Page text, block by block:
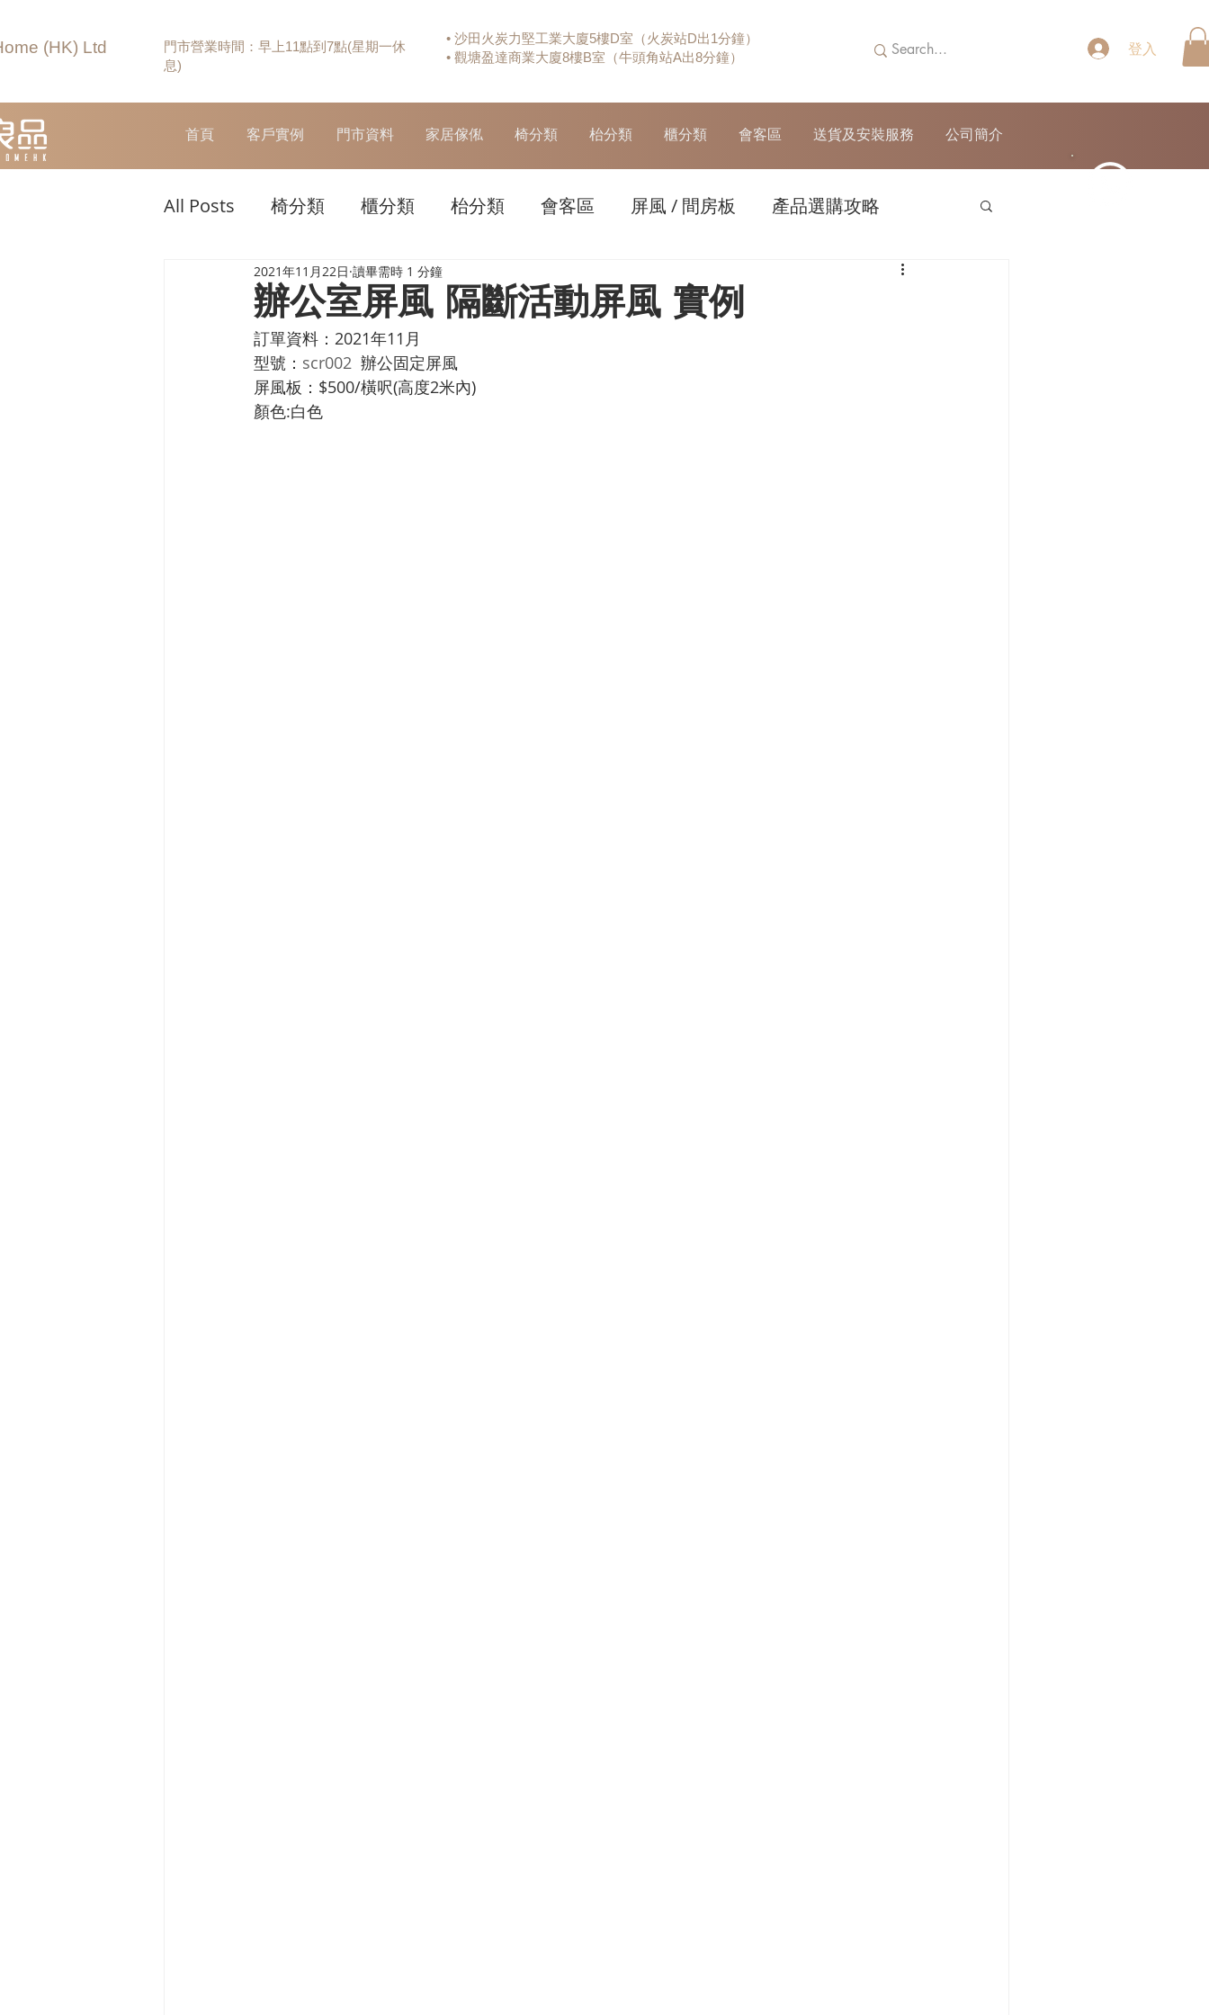
(HK) Ltd
門市營業時間：早上11點到7點(星期一休
息)
• 沙田火炭力堅工業大廈5樓D室（火炭站D出1分鐘）
• 觀塘盈達商業大廈8樓B室（牛頭角站A出8分鐘）
登入
首頁 客戶實例 門市資料 家居傢俬 椅分類 枱分類 櫃分類 會客區 送貨及安裝服務 公司簡介
All Posts 椅分類 櫃分類 枱分類 會客區 屏風 / 間房板 產品選購攻略
辦公室屏風 隔斷活動屏風 實例
2021年11月22日 讀畢需時 1 分鐘
訂單資料：2021年11月
型號： scr002 辦公固定屏風
屏風板：$500/橫呎(高度2米內)
顏色:白色